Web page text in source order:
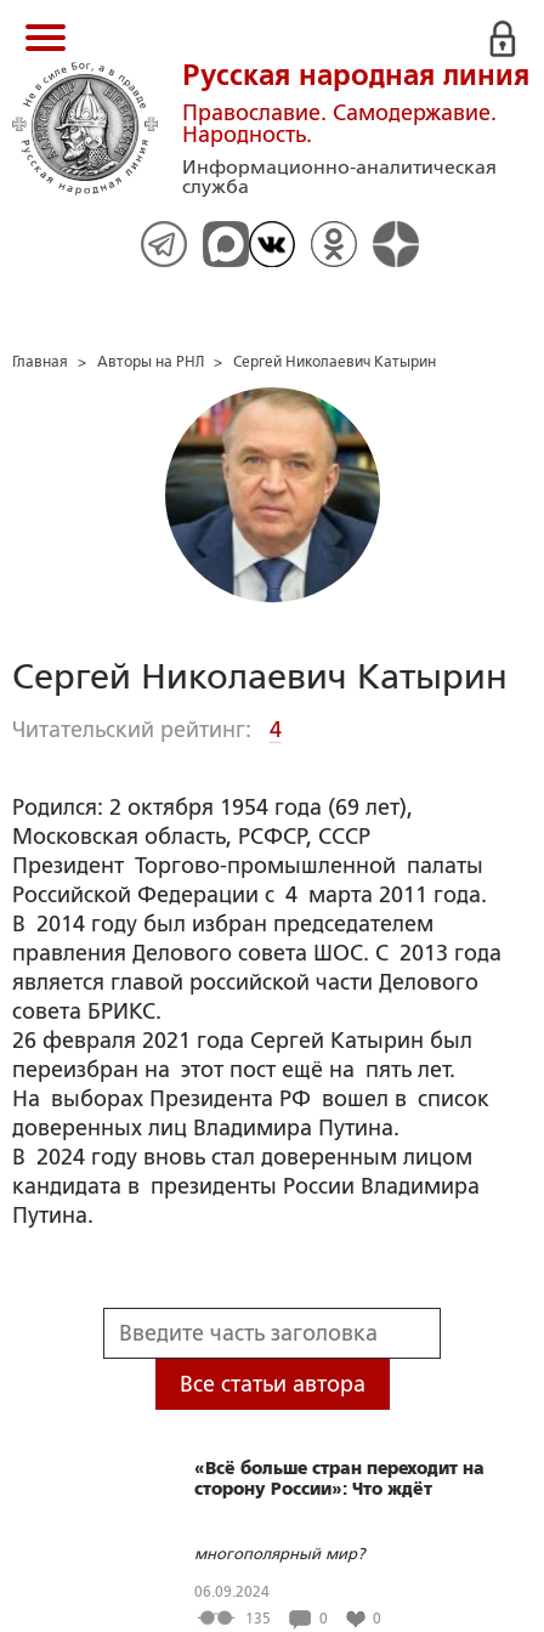
Русская народная линия
Православие. Самодержавие.
Народность.
Информационно-аналитическая
служба
Главная > Авторы на РНЛ > Сергей Николаевич Катырин
Сергей Николаевич Катырин
Читательский рейтинг: 4
Родился: 2 октября 1954 года (69 лет),
Московская область, РСФСР, СССР
Президент Торгово-промышленной палаты
Российской Федерации с 4 марта 2011 года.
В 2014 году был избран председателем
правления Делового совета ШОС. С 2013 года
является главой российской части Делового
совета БРИКС.
26 февраля 2021 года Сергей Катырин был
переизбран на этот пост ещё на пять лет.
На выборах Президента РФ вошел в список
доверенных лиц Владимира Путина.
В 2024 году вновь стал доверенным лицом
кандидата в президенты России Владимира
Путина.
Все статьи автора
«Всё больше стран переходит на
сторону России»: Что ждёт
многополярный мир?
06.09.2024
135
0 0